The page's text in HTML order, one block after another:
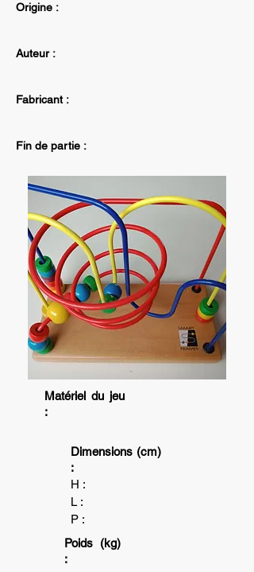
Origine :
Auteur :
Fabricant :
Fin de partie :
Matériel du jeu
:
Dimensions (cm)
:
H :
L :
P :
Poids (kg)
: